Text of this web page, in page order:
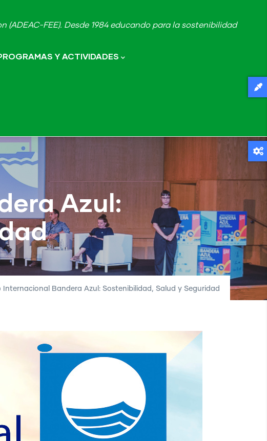
FEE). Desde 1984 educando para la sostenibilidad
Y ACTIVIDADES
Azul:
Internacional Bandera Azul: Sostenibilidad, Salud y Seguridad